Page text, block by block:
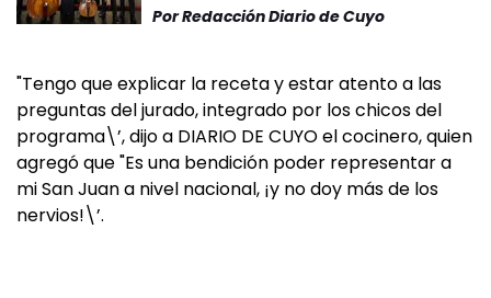
PorRedacción Diario de Cuyo
"Tengo que explicar la receta y estar atento a las
preguntas del jurado, integrado por los chicos del
programa\’, dijo a DIARIO DE CUYO el cocinero, quien
agregó que "Es una bendición poder representar a
mi San Juan a nivel nacional, ¡y no doy más de los
nervios!\’.